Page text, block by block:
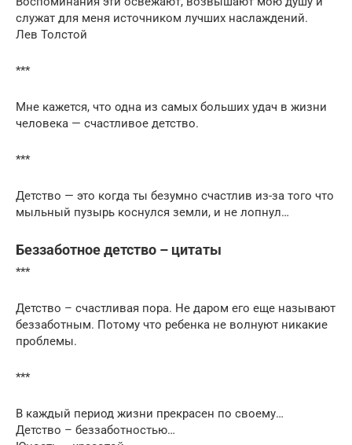
служат для меня источником лучших наслаждений.
Лев Толстой
***
Мне кажется, что одна из самых больших удач в жизни
человека — счастливое детство.
***
Детство — это когда ты безумно счастлив из-за того что
мыльный пузырь коснулся земли, и не лопнул…
Беззаботное детство – цитаты
***
Детство – счастливая пора. Не даром его еще называют
беззаботным. Потому что ребенка не волнуют никакие
проблемы.
***
В каждый период жизни прекрасен по своему…
Детство – беззаботностью…